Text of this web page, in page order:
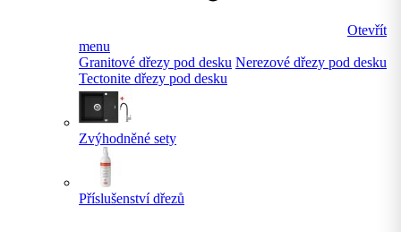
Otevřít
menu
Granitové dřezy pod desku Nerezové dřezy pod desku
Tectonite dřezy pod desku
Zvýhodněné sety
Příslušenství dřezů